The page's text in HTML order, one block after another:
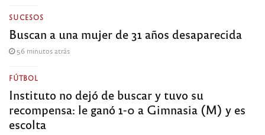
SUCESOS
Buscan a una mujer de 31 años desaparecida
56 minutos atrás
FÚTBOL
Instituto no dejó de buscar y tuvo su
recompensa: le ganó 1-0 a Gimnasia (M) y es
escolta